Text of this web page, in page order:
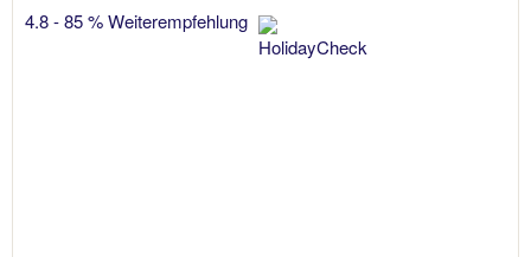
4.8 - 85 % Weiterempfehlung